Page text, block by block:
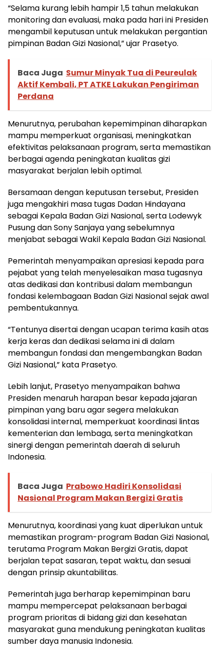
“Selama kurang lebih hampir 1,5 tahun melakukan
monitoring dan evaluasi, maka pada hari ini Presiden
mengambil keputusan untuk melakukan pergantian
pimpinan Badan Gizi Nasional,” ujar Prasetyo.
Baca Juga Sumur Minyak Tua di Peureulak
Aktif Kembali, PT ATKE Lakukan Pengiriman
Perdana
Menurutnya, perubahan kepemimpinan diharapkan
mampu memperkuat organisasi, meningkatkan
efektivitas pelaksanaan program, serta memastikan
berbagai agenda peningkatan kualitas gizi
masyarakat berjalan lebih optimal.
Bersamaan dengan keputusan tersebut, Presiden
juga mengakhiri masa tugas Dadan Hindayana
sebagai Kepala Badan Gizi Nasional, serta Lodewyk
Pusung dan Sony Sanjaya yang sebelumnya
menjabat sebagai Wakil Kepala Badan Gizi Nasional.
Pemerintah menyampaikan apresiasi kepada para
pejabat yang telah menyelesaikan masa tugasnya
atas dedikasi dan kontribusi dalam membangun
fondasi kelembagaan Badan Gizi Nasional sejak awal
pembentukannya.
“Tentunya disertai dengan ucapan terima kasih atas
kerja keras dan dedikasi selama ini di dalam
membangun fondasi dan mengembangkan Badan
Gizi Nasional,” kata Prasetyo.
Lebih lanjut, Prasetyo menyampaikan bahwa
Presiden menaruh harapan besar kepada jajaran
pimpinan yang baru agar segera melakukan
konsolidasi internal, memperkuat koordinasi lintas
kementerian dan lembaga, serta meningkatkan
sinergi dengan pemerintah daerah di seluruh
Indonesia.
Baca Juga Prabowo Hadiri Konsolidasi
Nasional Program Makan Bergizi Gratis
Menurutnya, koordinasi yang kuat diperlukan untuk
memastikan program-program Badan Gizi Nasional,
terutama Program Makan Bergizi Gratis, dapat
berjalan tepat sasaran, tepat waktu, dan sesuai
dengan prinsip akuntabilitas.
Pemerintah juga berharap kepemimpinan baru
mampu mempercepat pelaksanaan berbagai
program prioritas di bidang gizi dan kesehatan
masyarakat guna mendukung peningkatan kualitas
sumber daya manusia Indonesia.